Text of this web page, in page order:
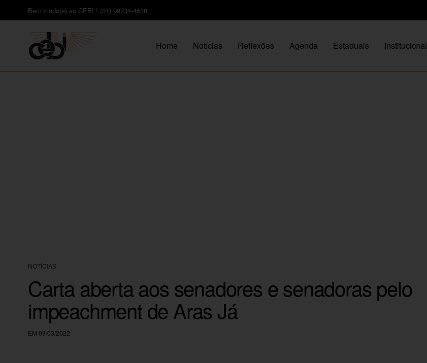
Bem vindo(a) ao CEBI ! (51) 99734-4518
Home Notícias Reflexões Agenda Estaduais Institucional
NOTÍCIAS
Carta aberta aos senadores e senadoras pelo
impeachment de Aras Já
EM 09/03/2022